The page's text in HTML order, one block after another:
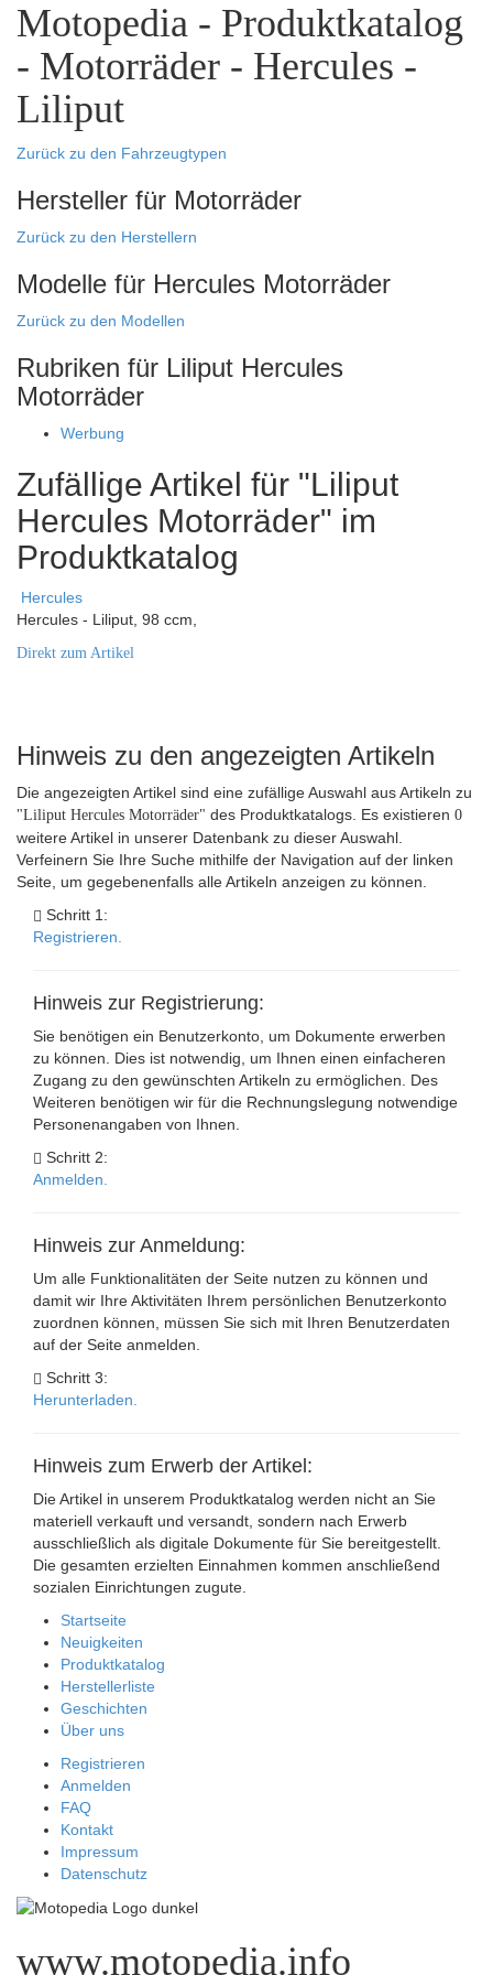
Motopedia - Produktkatalog
- Motorräder - Hercules -
Liliput
Zurück zu den Fahrzeugtypen
Hersteller für Motorräder
Zurück zu den Herstellern
Modelle für Hercules Motorräder
Zurück zu den Modellen
Rubriken für Liliput Hercules
Motorräder
Werbung
Zufällige Artikel für "Liliput
Hercules Motorräder" im
Produktkatalog
Hercules
Hercules - Liliput, 98 ccm,
Direkt zum Artikel
Hinweis zu den angezeigten Artikeln
Die angezeigten Artikel sind eine zufällige Auswahl aus Artikeln zu
"Liliput Hercules Motorräder" des Produktkatalogs. Es existieren 0
weitere Artikel in unserer Datenbank zu dieser Auswahl.
Verfeinern Sie Ihre Suche mithilfe der Navigation auf der linken
Seite, um gegebenenfalls alle Artikeln anzeigen zu können.
Schritt 1:
Registrieren.
Hinweis zur Registrierung:
Sie benötigen ein Benutzerkonto, um Dokumente erwerben
zu können. Dies ist notwendig, um Ihnen einen einfacheren
Zugang zu den gewünschten Artikeln zu ermöglichen. Des
Weiteren benötigen wir für die Rechnungslegung notwendige
Personenangaben von Ihnen.
Schritt 2:
Anmelden.
Hinweis zur Anmeldung:
Um alle Funktionalitäten der Seite nutzen zu können und
damit wir Ihre Aktivitäten Ihrem persönlichen Benutzerkonto
zuordnen können, müssen Sie sich mit Ihren Benutzerdaten
auf der Seite anmelden.
Schritt 3:
Herunterladen.
Hinweis zum Erwerb der Artikel:
Die Artikel in unserem Produktkatalog werden nicht an Sie
materiell verkauft und versandt, sondern nach Erwerb
ausschließlich als digitale Dokumente für Sie bereitgestellt.
Die gesamten erzielten Einnahmen kommen anschließend
sozialen Einrichtungen zugute.
Startseite
Neuigkeiten
Produktkatalog
Herstellerliste
Geschichten
Über uns
Registrieren
Anmelden
FAQ
Kontakt
Impressum
Datenschutz
www.motopedia.info